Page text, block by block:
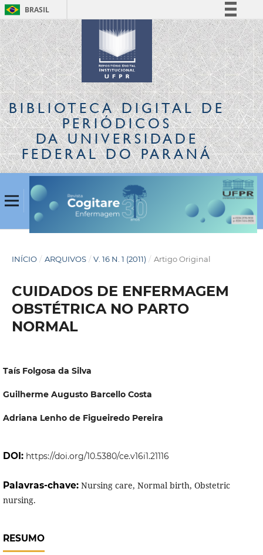
BRASIL
Simplifique!
Comunica BR
Participe
Acesso à informação
Legislação
Canais
BIBLIOTECA DIGITALDE
PERIÓDICOS
DA UNIVERSIDADE
FEDERAL DO PARANÁ
INÍCIO / ARQUIVOS / V. 16 N. 1 (2011) / Artigo Original
CUIDADOS DE ENFERMAGEM
OBSTÉTRICA NO PARTO
NORMAL
Taís Folgosa da Silva
Guilherme Augusto Barcello Costa
Adriana Lenho de Figueiredo Pereira
DOI: https://doi.org/10.5380/ce.v16i1.21116
Palavras-chave: Nursing care, Normal birth, Obstetric
nursing.
RESUMO